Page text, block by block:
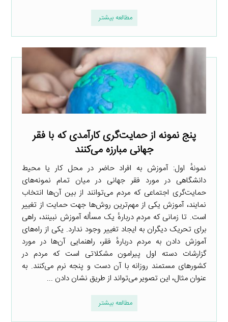
مطالعه بیشتر
پنج نمونه از حمایت‌گری کارآمدی که با فقر
جهانی مبارزه می‌کنند
نمونهٔ اول: آموزش به افراد حاضر در محل کار یا محیط
دانشگاهی در مورد فقر جهانی در میان تمام نمونه‌های
حمایت‌گری اجتماعی که مردم می‌توانند از بین آن‌ها انتخاب
نمایند، آموزش یکی از مهم‌ترین روش‌ها جهت حمایت از تغییر
است. تا زمانی که مردم دربارهٔ یک مسأله آموزش نبینند، راهی
برای تحریک دیگران به ایجاد تغییر وجود ندارد. یکی از راه‌های
آموزش دادن به مردم دربارهٔ فقر، راهنمایی آن‌ها در مورد
گزارشات دسته اول پیرامون مشکلاتی است که مردم در
کشورهای مستمند روزانه با آن دست و پنجه نرم می‌کنند. به
عنوان مثال، این تصویر می‌تواند از طریق نشان دادن ...
مطالعه بیشتر